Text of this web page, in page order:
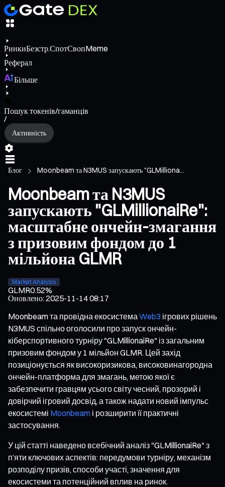
РинкиБезстр.СпотСвопMeme
Реферал
Більше
Пошук токенів/гаманців
/
Активність
Блог Moonbeam та N3MUS запускають "GLMilliona...
Moonbeam та N3MUS
запускають "GLMillionaiRe":
масштабне ончейн-змагання
з призовим фондом до 1
мільйона GLMR
Market Analysis
GLMR0.52%
Оновлено:2025-11-14 08:17
Moonbeam та провідна екосистема Web3 ігрових рішень
N3MUS спільно оголосили про запуск ончейн-
кіберспортивного турніру "GLMillionaiRe" із загальним
призовим фондом у 1 мільйон GLMR. Цей захід
позиціонується як високоризикова, високовинагородна
ончейн-платформа для змагань, метою якої є
забезпечити гравцям усього світу чесний, прозорий і
довірчий ігровий досвід, а також надати новий імпульс
екосистемі Moonbeam і розширити її практичні
застосування.
У цій статті наведено всебічний аналіз "GLMillionaiRe" з
п’яти ключових аспектів: передумови турніру, механізм
розподілу призів, способи участі, значення для
екосистеми та потенційний вплив на ринок.